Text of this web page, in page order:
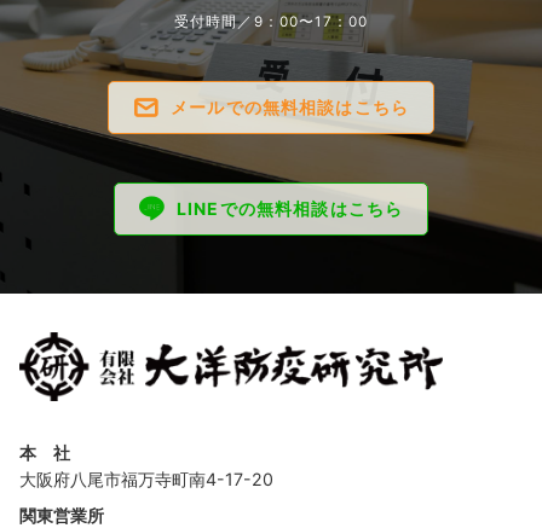
受付時間／9：00〜17：00
メールでの無料相談はこちら
LINEでの無料相談はこちら
本 社
大阪府八尾市福万寺町南4-17-20
関東営業所